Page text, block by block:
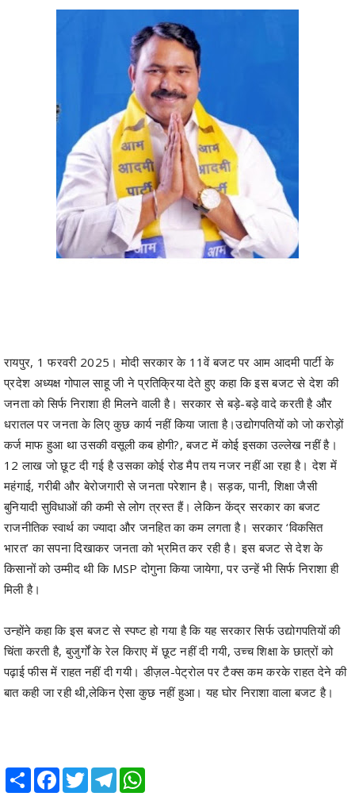
रायपुर, 1 फरवरी 2025। मोदी सरकार के 11वें बजट पर आम आदमी पार्टी के
प्रदेश अध्यक्ष गोपाल साहू जी ने प्रतिक्रिया देते हुए कहा कि इस बजट से देश की
जनता को सिर्फ निराशा ही मिलने वाली है। सरकार से बड़े-बड़े वादे करती है और
धरातल पर जनता के लिए कुछ कार्य नहीं किया जाता है।उद्योगपतियों को जो करोड़ों
कर्ज माफ हुआ था उसकी वसूली कब होगी?, बजट में कोई इसका उल्लेख नहीं है।
12 लाख जो छूट दी गई है उसका कोई रोड मैप तय नजर नहीं आ रहा है। देश में
महंगाई, गरीबी और बेरोजगारी से जनता परेशान है। सड़क, पानी, शिक्षा जैसी
बुनियादी सुविधाओं की कमी से लोग त्रस्त हैं। लेकिन केंद्र सरकार का बजट
राजनीतिक स्वार्थ का ज्यादा और जनहित का कम लगता है। सरकार ‘विकसित
भारत’ का सपना दिखाकर जनता को भ्रमित कर रही है। इस बजट से देश के
किसानों को उम्मीद थी कि MSP दोगुना किया जायेगा, पर उन्हें भी सिर्फ निराशा ही
मिली है।
उन्होंने कहा कि इस बजट से स्पष्ट हो गया है कि यह सरकार सिर्फ उद्योगपतियों की
चिंता करती है, बुजुर्गों के रेल किराए में छूट नहीं दी गयी, उच्च शिक्षा के छात्रों को
पढ़ाई फीस में राहत नहीं दी गयी। डीज़ल-पेट्रोल पर टैक्स कम करके राहत देने की
बात कही जा रही थी,लेकिन ऐसा कुछ नहीं हुआ। यह घोर निराशा वाला बजट है।
Share Facebook
TwitterTelegram